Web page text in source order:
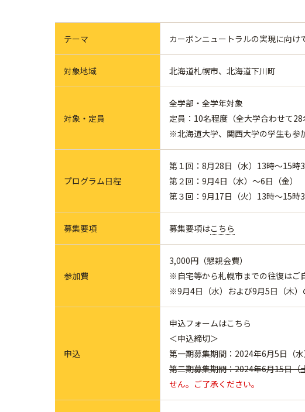
テーマ カーボンニュートラルの実現に向
対象地域 北海道札幌市、北海道下川町
対象・定員
全学部・全学年対象
定員：10名程度（全大学合わせて28
※北海道大学、関西大学の学生も参
プログラム日程
第１回：8月28日（水）13時～15
第２回：9月4日（水）～6日（金
第３回：9月17日（火）13時～15
募集要項 募集要項はこちら
参加費
3,000円（懇親会費）
※自宅等から札幌市までの往復はご
※9月4日（水）および9月5日（木）
申込
申込フォームはこちら
＜申込締切＞
第一期募集期間：2024年6月5日（水
第二期募集期間：2024年6月15日（
せん。ご了承ください。